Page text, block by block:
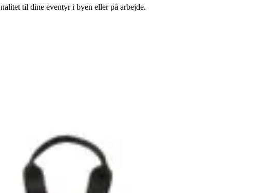
til dine eventyr i byen eller på arbejde.